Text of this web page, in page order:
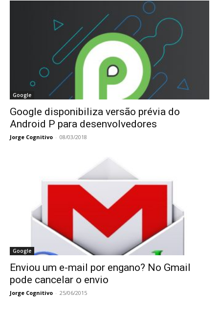
Google
Google disponibiliza versão prévia do
Android P para desenvolvedores
Jorge Cognitivo - 08/03/2018
Google
Enviou um e-mail por engano? No Gmail
pode cancelar o envio
Jorge Cognitivo - 25/06/2015